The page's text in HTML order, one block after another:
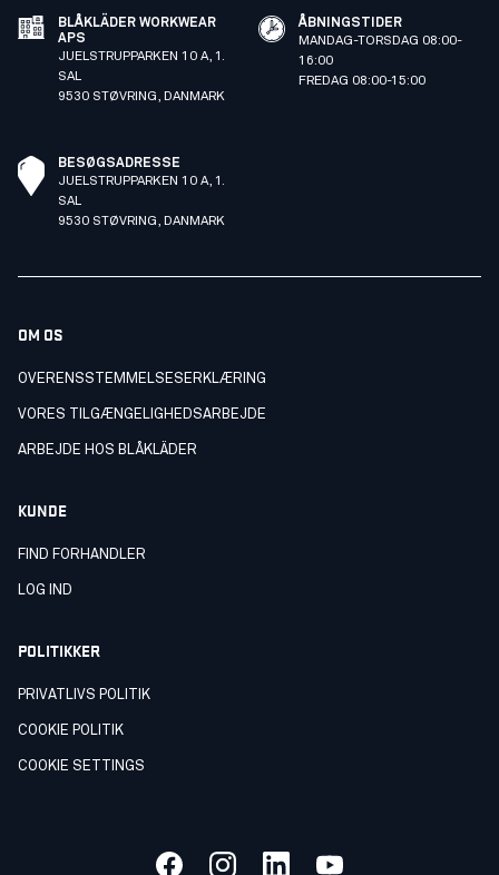
BLÅKLÄDER WORKWEAR
APS
JUELSTRUPPARKEN 10 A, 1.
SAL
9530 STØVRING, DANMARK
ÅBNINGSTIDER
MANDAG-TORSDAG 08:00-
16:00
FREDAG 08:00-15:00
BESØGSADRESSE
JUELSTRUPPARKEN 10 A, 1.
SAL
9530 STØVRING, DANMARK
OM OS
OVERENSSTEMMELSESERKLÆRING
VORES TILGÆNGELIGHEDSARBEJDE
ARBEJDE HOS BLÅKLÄDER
KUNDE
FIND FORHANDLER
LOG IND
POLITIKKER
PRIVATLIVS POLITIK
COOKIE POLITIK
COOKIE SETTINGS